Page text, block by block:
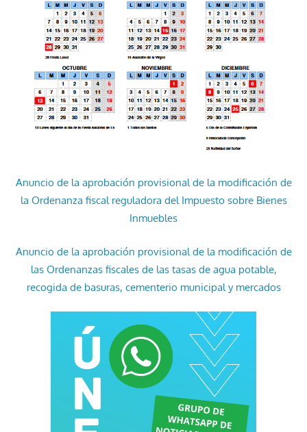
Anuncio de la aprobación provisional de la modificación de
la Ordenanza fiscal reguladora del Impuesto sobre Bienes
Inmuebles
Anuncio de la aprobación provisional de la modificación de
las Ordenanzas fiscales de las tasas de agua potable,
recogida de basuras, cementerio municipal y mercados